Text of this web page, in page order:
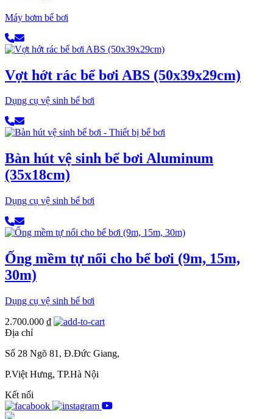
Máy bơm bể bơi
Vợt hớt rác bể bơi ABS (50x39x29cm)
Dụng cụ vệ sinh bể bơi
Bàn hút vệ sinh bể bơi Aluminum
(35x18cm)
Dụng cụ vệ sinh bể bơi
Ống mềm tự nổi cho bể bơi (9m, 15m,
30m)
Dụng cụ vệ sinh bể bơi
2.700.000 ₫
Địa chỉ
Số 28 Ngõ 81, Đ.Đức Giang,
P.Việt Hưng, TP.Hà Nội
Kết nối